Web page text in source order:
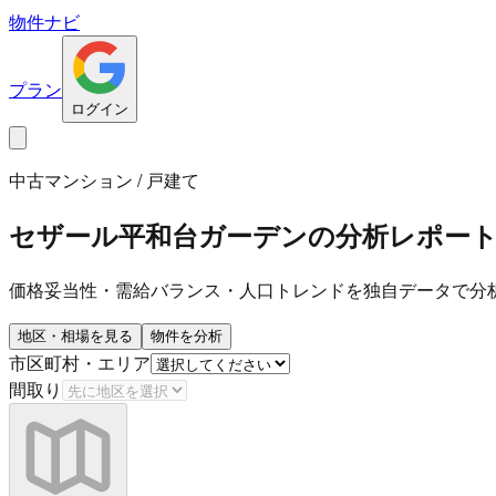
物件ナビ
プラン
ログイン
中古マンション / 戸建て
セザール平和台ガーデンの分析レポー
価格妥当性・需給バランス・人口トレンドを独自データで分
地区・相場を見る 物件を分析
市区町村・エリア
間取り